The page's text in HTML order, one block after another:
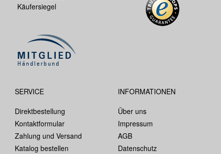
SERVICE
Direktbestellung
Kontaktformular
Zahlung und Versand
Katalog bestellen
INFORMATIONEN
Über uns
Impressum
AGB
Datenschutz